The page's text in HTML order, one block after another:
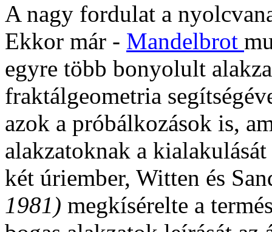
A nagy fordulat a
Ekkor már - Mandelbrot
egyre több bonyolult
fraktálgeometria
azok a próbálkozások is,
alakzatoknak a
két úriember, Witten és
1981) megkísérelte a